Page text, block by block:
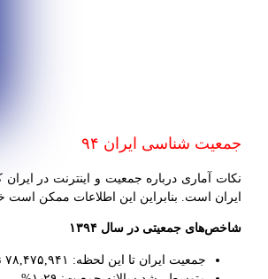
جمعیت شناسی ایران ۹۴
ایران است. بنابراین این اطلاعات ممکن
شاخص‌های جمعیتی در سال ۱۳۹۴
جمعیت ایران تا این لحظه: ۷۸,۴۷۵,۹۴۱ نفر